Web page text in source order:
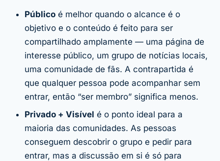
Público é melhor quando o alcance é o
objetivo e o conteúdo é feito para ser
compartilhado amplamente — uma página de
interesse público, um grupo de notícias locais,
uma comunidade de fãs. A contrapartida é
que qualquer pessoa pode acompanhar sem
entrar, então “ser membro” significa menos.
Privado + Visível é o ponto ideal para a
maioria das comunidades. As pessoas
conseguem descobrir o grupo e pedir para
entrar, mas a discussão em si é só para